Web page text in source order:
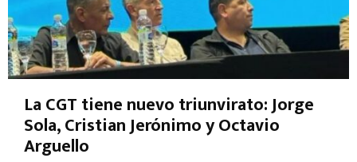
La CGT tiene nuevo triunvirato: Jorge
Sola, Cristian Jerónimo y Octavio
Arguello